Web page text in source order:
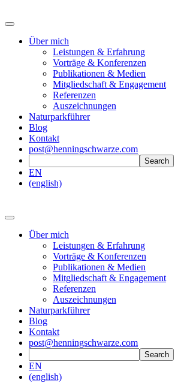
Über mich
Leistungen & Erfahrung
Vorträge & Konferenzen
Publikationen & Medien
Mitgliedschaft & Engagement
Referenzen
Auszeichnungen
Naturparkführer
Blog
Kontakt
post@henningschwarze.com
EN
(english)
Über mich
Leistungen & Erfahrung
Vorträge & Konferenzen
Publikationen & Medien
Mitgliedschaft & Engagement
Referenzen
Auszeichnungen
Naturparkführer
Blog
Kontakt
post@henningschwarze.com
EN
(english)